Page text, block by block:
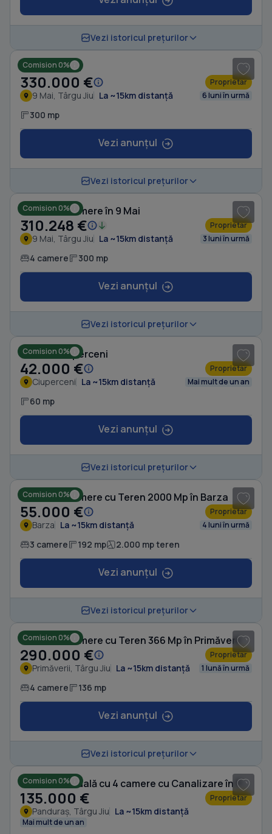
Vezi istoricul prețurilor
Comision 0%
Casă în 9 Mai
330.000 € Proprietar
9 Mai, Târgu Jiu La ~15km distanță 6 luni în urmă
300 mp
Vezi anunțul
Vezi istoricul prețurilor
Comision 0%
Casă cu 4 camere în 9 Mai
310.248 € Proprietar
9 Mai, Târgu Jiu La ~15km distanță 3 luni în urmă
4 camere 300 mp
Vezi anunțul
Vezi istoricul prețurilor
Comision 0%
Casă în Ciuperceni
42.000 € Proprietar
Ciuperceni La ~15km distanță Mai mult de un an
60 mp
Vezi anunțul
Vezi istoricul prețurilor
Comision 0%
Casă cu 3 camere cu Teren 2000 Mp în Barza
55.000 € Proprietar
Barza La ~15km distanță 4 luni în urmă
3 camere 192 mp 2.000 mp teren
Vezi anunțul
Vezi istoricul prețurilor
Comision 0%
Casă cu 4 camere cu Teren 366 Mp în Primăverii
290.000 € Proprietar
Primăverii, Târgu Jiu La ~15km distanță 1 lună în urmă
4 camere 136 mp
Vezi anunțul
Vezi istoricul prețurilor
Comision 0% Casă individuală cu 4 camere cu Canalizare în Panduraș
135.000 € Proprietar
Panduraș, Târgu Jiu La ~15km distanță
Mai mult de un an